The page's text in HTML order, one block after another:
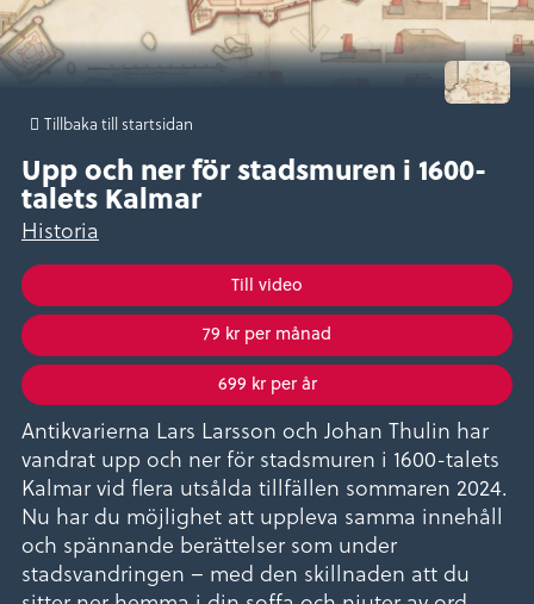
Tillbaka till startsidan
Upp och ner för stadsmuren i 1600-
talets Kalmar
Historia
Till video
79 kr per månad
699 kr per år
Antikvarierna Lars Larsson och Johan Thulin har
vandrat upp och ner för stadsmuren i 1600-talets
Kalmar vid flera utsålda tillfällen sommaren 2024.
Nu har du möjlighet att uppleva samma innehåll
och spännande berättelser som under
stadsvandringen – med den skillnaden att du